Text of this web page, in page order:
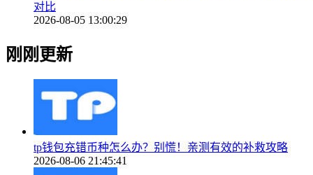
对比
2026-08-05 13:00:29
刚刚更新
tp钱包充错币种怎么办？别慌！亲测有效的补救攻略
2026-08-06 21:45:41